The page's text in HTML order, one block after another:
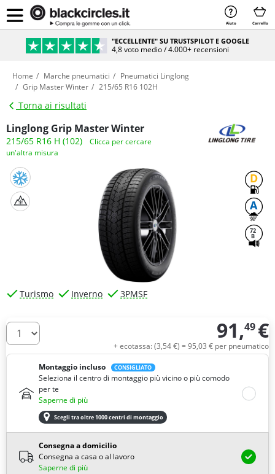
Aiuto Carrello
"ECCELLENTE" SU TRUSTSPILOT E GOOGLE
4,8 voto medio / 4.000+ recensioni
Home Marche pneumatici
Pneumatici Linglong
Grip Master Winter
215/65 R16 102H
Torna ai risultati
Linglong Grip Master Winter
215/65 R16 H (102)
Clicca per cercare
un'altra misura
D
A
72
B
Turismo Inverno 3PMSF
Quantità 91,49 €
+ ecotassa: (3,54€) = 95,03 € per pneumatico
Montaggio incluso
CONSIGLIATO
Seleziona il centro di montaggio più vicino o più comodo
per te
Saperne di più
Scegli tra oltre 1000 centri di montaggio
Consegna a domicilio
Consegna a casa o al lavoro
Saperne di più